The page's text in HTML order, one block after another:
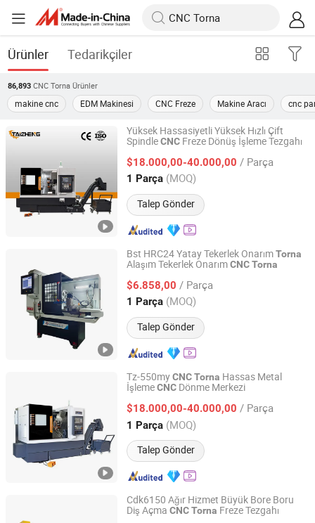
Ürünler Tedarikçiler
86,893 CNC Torna Ürünler
makine cnc EDM Makinesi CNC Freze Makine Aracı cnc
Yüksek Hassasiyetli Yüksek Hızlı Çift
SpindleCNC Freze Dönüş İşleme Tezgahı
$18.000,00-40.000,00 / Parça
1 Parça (MOQ)
Talep Gönder
Guangdong Taizheng Intelligent Equipment Co., LTD
Guangdong, China Fiyat 2024
Bst HRC24 Yatay Tekerlek OnarımTorna
Alaşım Tekerlek OnarımCNCTorna
$6.858,00 / Parça
1 Parça (MOQ)
Talep Gönder
Taian Best Machinery Co., Ltd.
Shandong, China Fiyat 2023
Tz-550myCNCTorna Hassas Metal
İşlemeCNC Dönme Merkezi
$18.000,00-40.000,00 / Parça
1 Parça (MOQ)
Talep Gönder
Guangdong Taizheng Intelligent Equipment Co., LTD
Guangdong, China Fiyat 2024
Cdk6150 Ağır Hizmet Büyük Bore Boru
Diş Açma CNCTorna Freze Tezgahı
Taian Best Machinery Co., Ltd.